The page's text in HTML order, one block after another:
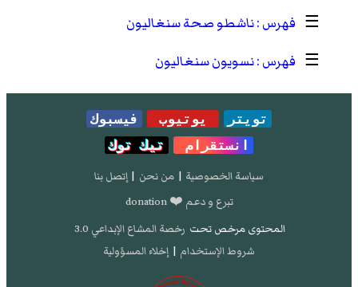
☰
ناشطو صحة سنغاليون
☰
نسويون سنغاليون
تويتر يوتيوب
فيسبوك
انستقرام
تيك توك
سياسة الخصوصية | من نحن | إتصل بنا
تبرع و دعم ❤️ donation
المحتوى مرخص تحت رخصة المشاع الإبداعي 3.0
شروط الإستخدام | إخلاء المسؤولية